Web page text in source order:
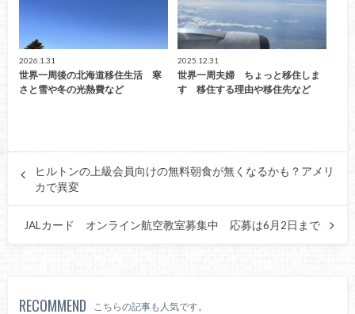
2026.1.31
世界一周後の北海道移住生活 寒
さと雪や冬の光熱費など
2025.12.31
世界一周夫婦 ちょっと移住しま
す 移住する理由や移住先など
ヒルトンの上級会員向けの無料朝食が無くなるかも？アメリ
カで異変
JALカード オンライン航空教室募集中 応募は6月2日まで
RECOMMEND こちらの記事も人気です。